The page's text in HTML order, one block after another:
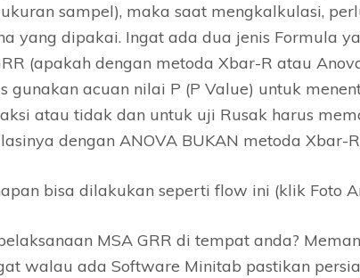
sampel), maka saat mengkalkulasi,
yang dipakai. Ingat ada dua jenis Formula
(apakah dengan metoda Xbar-R atau
gunakan acuan nilai P (P Value) untuk
atau tidak dan untuk uji Rusak harus
dengan ANOVA BUKAN metoda Xbar-
bisa dilakukan seperti flow ini (klik Foto
MSA GRR di tempat anda?
walau ada Software Minitab pastikan